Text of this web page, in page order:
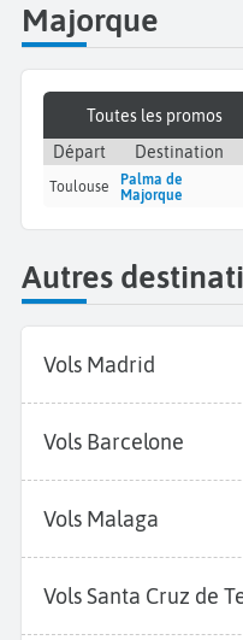
Majorque
Toutes les promos
Départ
Destination
Toulouse
Palma de
Majorque
Autres
Vols Madrid
Vols Barcelone
Vols Malaga
Vols Santa Cruz de